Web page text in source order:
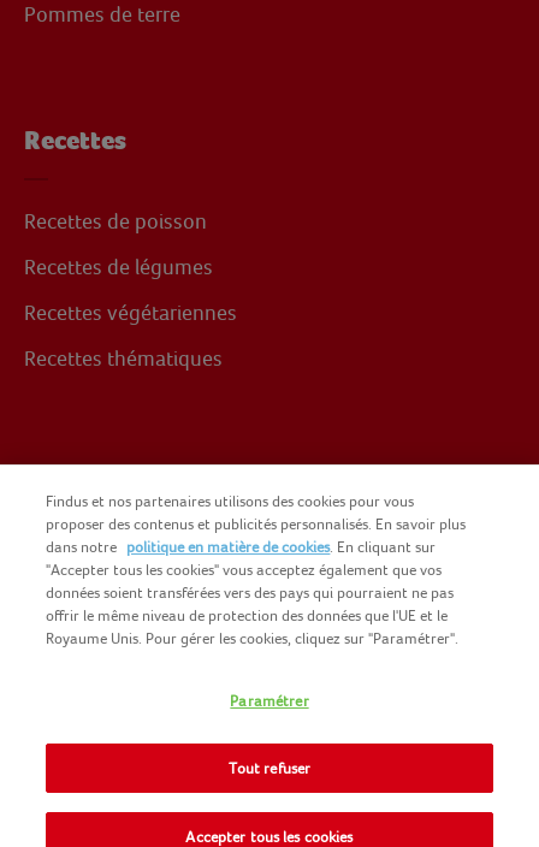
Pommes de terre
Recettes
Recettes de poisson
Recettes de légumes
Recettes végétariennes
Recettes thématiques
Facebook
NOMAD FOODS
CGU DU SITE
INFORMATIONS LÉGALES
PLAN DU SITE
COOKIES
Findus et nos partenaires utilisons des cookies pour vous
proposer des contenus et publicités personnalisés. En savoir plus
dans notre politique en matière de cookies. En cliquant sur
"Accepter tous les cookies" vous acceptez également que vos
données soient transférées vers des pays qui pourraient ne pas
offrir le même niveau de protection des données que l'UE et le
Royaume Unis. Pour gérer les cookies, cliquez sur "Paramétrer".
Paramétrer
Tout refuser
Accepter tous les cookies